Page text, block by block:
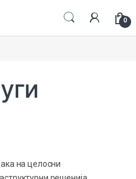
0
на целосни